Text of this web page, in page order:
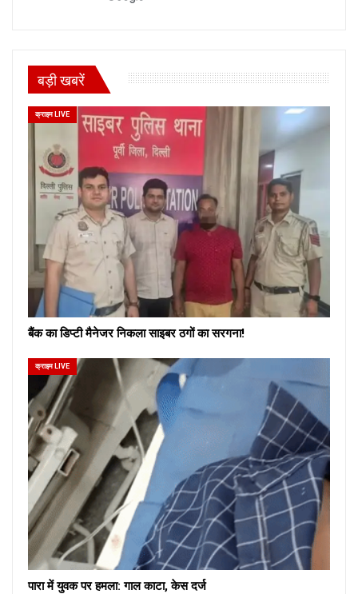
बड़ी खबरें
क्राइम LIVE
बैंक का डिप्टी मैनेजर निकला साइबर ठगों का सरगना!
क्राइम LIVE
पारा में युवक पर हमला: गाल काटा, केस दर्ज